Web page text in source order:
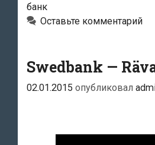
банк
Оставьте комментарий
Swedbank —
02.01.2015 опубликовал